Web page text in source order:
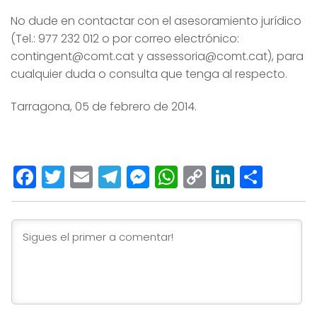
No dude en contactar con el asesoramiento jurídico
(Tel.: 977 232 012 o por correo electrónico:
contingent@comt.cat y assessoria@comt.cat), para
cualquier duda o consulta que tenga al respecto.
Tarragona, 05 de febrero de 2014.
Facebook
Twitter
EmailTelegram
Messenger
WhatsApp
Copy
Link